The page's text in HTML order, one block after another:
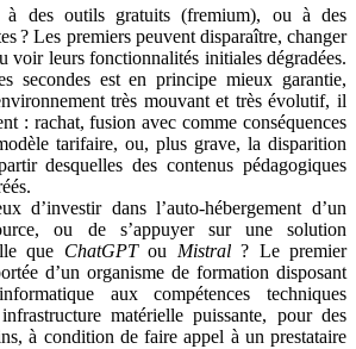
à des outils gratuits (fremium), ou à des
? Les premiers peuvent disparaître, changer
voir leurs fonctionnalités initiales dégradées.
secondes est en principe mieux garantie,
très mouvant et très évolutif, il
: rachat, fusion avec comme conséquences
tarifaire, ou, plus grave, la disparition
desquelles des contenus pédagogiques
d’investir dans l’auto-hébergement d’un
ou de s’appuyer sur une solution
que ChatGPTou Mistral? Le premier
d’un organisme de formation disposant
aux compétences techniques
matérielle puissante, pour des
à condition de faire appel à un prestataire